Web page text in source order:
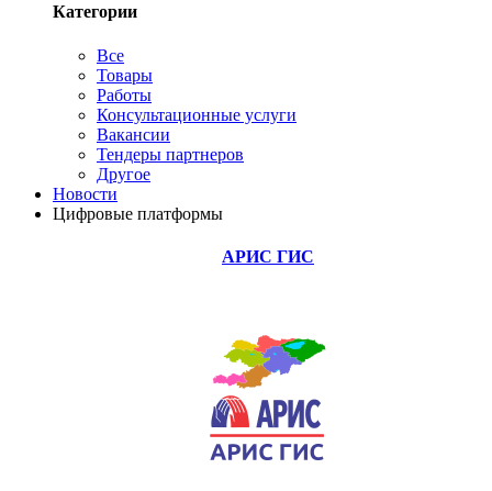
Категории
Все
Товары
Работы
Консультационные услуги
Вакансии
Тендеры партнеров
Другое
Новости
Цифровые платформы
АРИС ГИС